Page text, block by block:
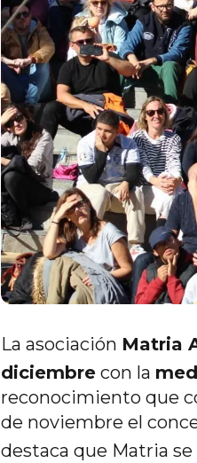
La asociación Matria
diciembre con la
reconocimiento que
de noviembre el
destaca que Matria